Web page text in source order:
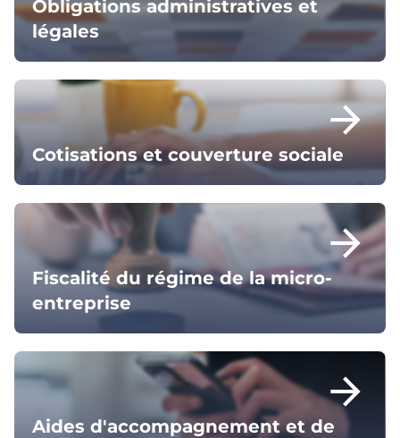
Obligations administratives et
légales
arrow_forward
Cotisations et couverture sociale
arrow_forward
Fiscalité du régime de la micro-
entreprise
arrow_forward
Aides d'accompagnement et de